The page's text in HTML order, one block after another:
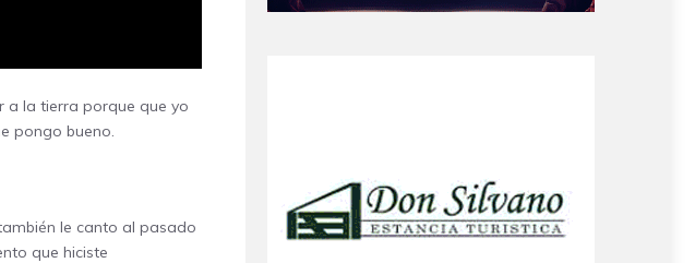
a la tierra porque que yo
pongo bueno.
le canto al pasado
que hiciste